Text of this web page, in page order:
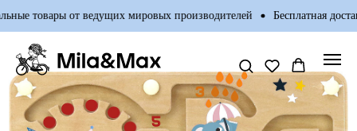
товары от ведущих мировых производителей Бесплатная